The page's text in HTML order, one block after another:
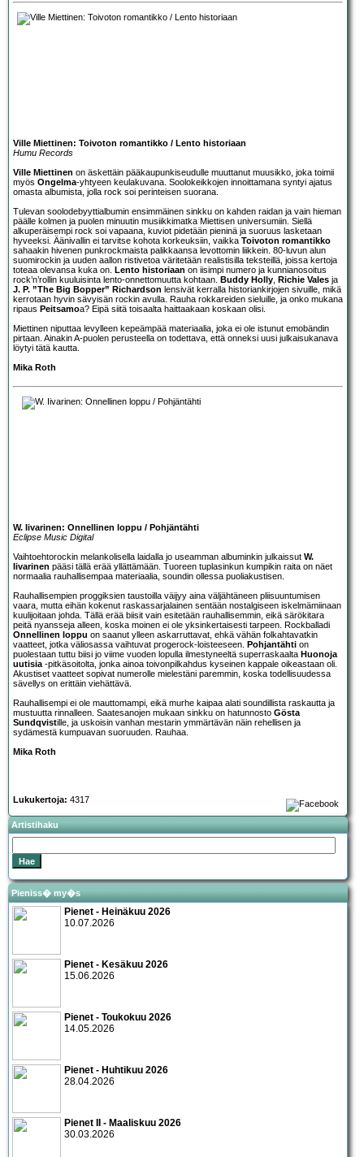
Ville Miettinen: Toivoton romantikko / Lento historiaan
Humu Records
Ville Miettinen on äskettäin pääkaupunkiseudulle muuttanut muusikko, joka toimii
myös Ongelma-yhtyeen keulakuvana. Soolokeikkojen innoittamana syntyi ajatus
omasta albumista, jolla rock soi perinteisen suorana.
Tulevan soolodebyyttialbumin ensimmäinen sinkku on kahden raidan ja vain hieman
päälle kolmen ja puolen minuutin musiikkimatka Miettisen universumiin. Siellä
alkuperäisempi rock soi vapaana, kuviot pidetään pieninä ja suoruus lasketaan
hyveeksi. Äänivallin ei tarvitse kohota korkeuksiin, vaikka Toivoton romantikko
sahaakin hivenen punkrockmaista palikkaansa levottomin liikkein. 80-luvun alun
suomirockin ja uuden aallon ristivetoa väritetään realistisilla teksteillä, joissa kertoja
toteaa olevansa kuka on. Lento historiaan on iisimpi numero ja kunnianosoitus
rock’n’rollin kuuluisinta lento-onnettomuutta kohtaan. Buddy Holly Richie Vales ja
J. P. ”The Big Bopper” Richardson lensivät kerralla historiankirjojen sivuille, mikä
kerrotaan hyvin sävyisän rockin avulla. Rauha rokkareiden sieluille, ja onko mukana
ripaus Peitsamoa? Eipä siitä toisaalta haittaakaan koskaan olisi.
Miettinen niputtaa levylleen kepeämpää materiaalia, joka ei ole istunut emobändin
pirtaan. Ainakin A-puolen perusteella on todettava, että onneksi uusi julkaisukanava
löytyi tätä kautta.
Mika Roth
W. Iivarinen: Onnellinen loppu / Pohjäntähti
Eclipse Music Digital
Vaihtoehtorockin melankolisella laidalla jo useamman albuminkin julkaissut W.
Iivarinen pääsi tällä erää yllättämään. Tuoreen tuplasinkun kumpikin raita on näet
normaalia rauhallisempaa materiaalia, soundin ollessa puoliakustisen.
Rauhallisempien proggiksien taustoilla väijyy aina väljähtäneen pliisuuntumisen
vaara, mutta eihän kokenut raskassarjalainen sentään nostalgiseen iskelmämiinaan
kuulijoitaan johda. Tällä erää biisit vain esitetään rauhallisemmin, eikä särökitara
peitä nyansseja alleen, koska moinen ei ole yksinkertaisesti tarpeen. Rockballadi
Onnellinen loppu on saanut ylleen askarruttavat, ehkä vähän folkahtavatkin
vaatteet, jotka väliosassa vaihtuvat progerock-loisteeseen. Pohjantähti on
puolestaan tuttu biisi jo viime vuoden lopulla ilmestyneeltä superraskaalta Huonoja
uutisia -pitkäsoitolta, jonka ainoa toivonpilkahdus kyseinen kappale oikeastaan oli.
Akustiset vaatteet sopivat numerolle mielestäni paremmin, koska todellisuudessa
sävellys on erittäin viehättävä.
Rauhallisempi ei ole mauttomampi, eikä murhe kaipaa alati soundillista raskautta ja
mustuutta rinnalleen. Saatesanojen mukaan sinkku on hatunnosto Gösta
Sundqvistille, ja uskoisin vanhan mestarin ymmärtävän näin rehellisen ja
sydämestä kumpuavan suoruuden. Rauhaa.
Mika Roth
Lukukertoja: 4317
Artistihaku
Pieniss� my�s
Pienet - Heinäkuu 2026
10.07.2026
Pienet - Kesäkuu 2026
15.06.2026
Pienet - Toukokuu 2026
14.05.2026
Pienet - Huhtikuu 2026
28.04.2026
Pienet II - Maaliskuu 2026
30.03.2026